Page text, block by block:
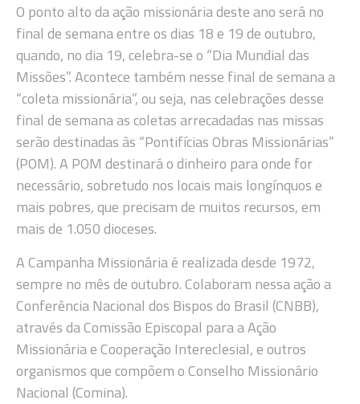
O ponto alto da ação missionária deste ano será no
final de semana entre os dias 18 e 19 de outubro,
quando, no dia 19, celebra-se o “Dia Mundial das
Missões”. Acontece também nesse final de semana a
“coleta missionária”, ou seja, nas celebrações desse
final de semana as coletas arrecadadas nas missas
serão destinadas às “Pontifícias Obras Missionárias”
(POM). A POM destinará o dinheiro para onde for
necessário, sobretudo nos locais mais longínquos e
mais pobres, que precisam de muitos recursos, em
mais de 1.050 dioceses.
A Campanha Missionária é realizada desde 1972,
sempre no mês de outubro. Colaboram nessa ação a
Conferência Nacional dos Bispos do Brasil (CNBB),
através da Comissão Episcopal para a Ação
Missionária e Cooperação Intereclesial, e outros
organismos que compõem o Conselho Missionário
Nacional (Comina).